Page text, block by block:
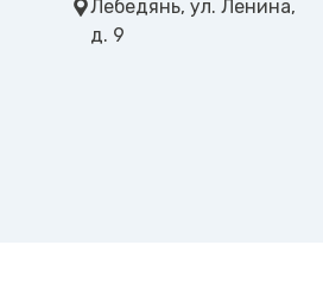
Лебедянь, ул. Ленина,
д. 9